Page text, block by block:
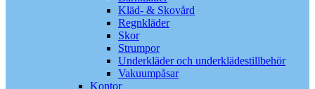
Kläd- & Skovård
Regnkläder
Skor
Strumpor
Underkläder och underklädestillbehör
Vakuumpåsar
Kontor